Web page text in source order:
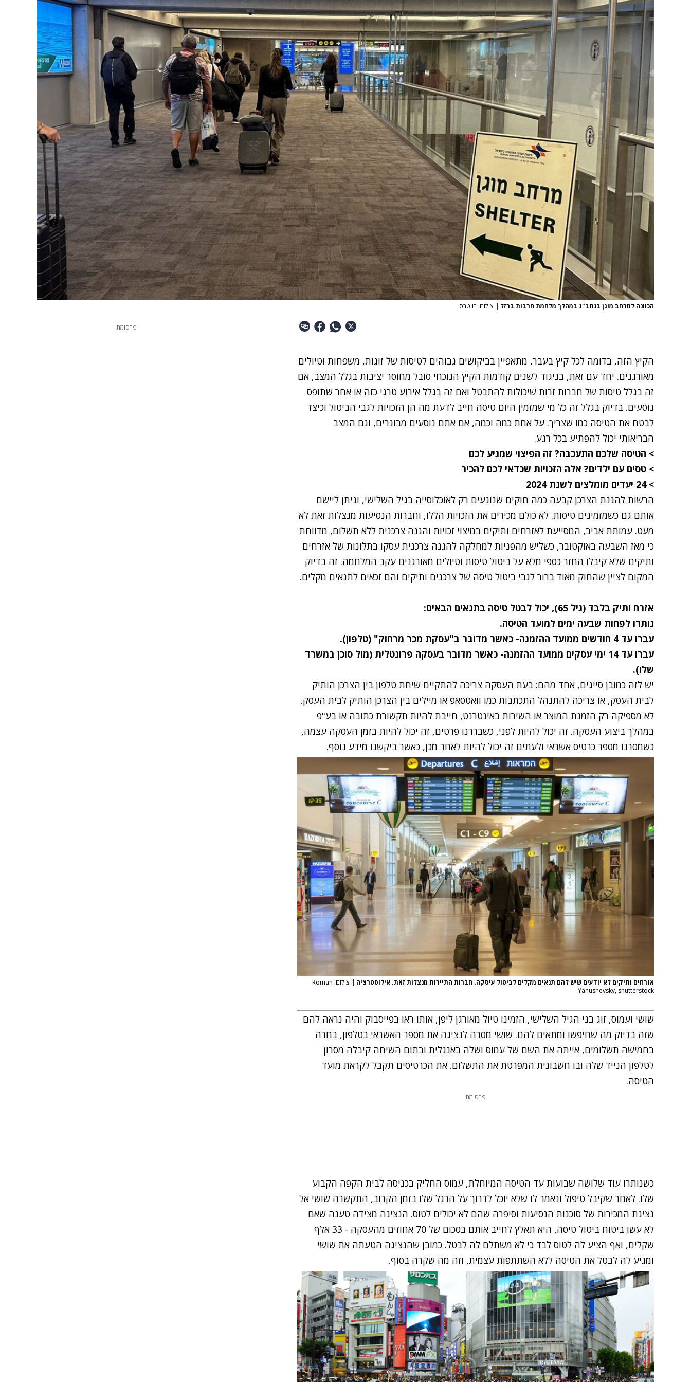
הכוונה למרחב מוגן בנתב"ג במהלך מלחמת חרבות ברזל | צילום: רויטרס
הקיץ הזה, בדומה לכל קיץ בעבר, מתאפיין בביקושים גבוהים לטיסות של זוגות, משפחות וטיולים
מאורגנים. יחד עם זאת, בניגוד לשנים קודמות הקיץ הנוכחי סובל מחוסר יציבות בגלל המצב, אם
זה בגלל טיסות של חברות זרות שיכולות להתבטל ואם זה בגלל אירוע טרגי כזה או אחר שתופס
נוסעים. בדיוק בגלל זה כל מי שמזמין היום טיסה חייב לדעת מה הן הזכויות לגבי הביטול וכיצד
לבטח את הטיסה כמו שצריך. על אחת כמה וכמה, אם אתם נוסעים מבוגרים, וגם המצב
הבריאותי יכול להפתיע בכל רגע.
> הטיסה שלכם התעכבה? זה הפיצוי שמגיע לכם
> טסים עם ילדים? אלה הזכויות שכדאי לכם להכיר
>24 יעדים מומלצים לשנת 2024
הרשות להגנת הצרכן קבעה כמה חוקים שנוגעים רק לאוכלוסייה בגיל השלישי, וניתן ליישם
אותם גם כשמזמינים טיסות. לא כולם מכירים את הזכויות הללו, וחברות הנסיעות מנצלות זאת לא
מעט. עמותת אביב, המסייעת לאזרחים ותיקים במיצוי זכויות והגנה צרכנית ללא תשלום, מדווחת
כי מאז השבעה באוקטובר, כשליש מהפניות למחלקה להגנה צרכנית עסקו בתלונות של אזרחים
ותיקים שלא קיבלו החזר כספי מלא על ביטול טיסות וטיולים מאורגנים עקב המלחמה. זה בדיוק
המקום לציין שהחוק מאוד ברור לגבי ביטול טיסה של צרכנים ותיקים והם זכאים לתנאים מקלים.
אזרח ותיק בלבד (גיל 65), יכול לבטל טיסה בתנאים הבאים:
נותרו לפחות שבעה ימים למועד הטיסה.
עברו עד 4 חודשים ממועד ההזמנה- כאשר מדובר ב"עסקת מכר מרחוק" (טלפון).
עברו עד 14 ימי עסקים ממועד ההזמנה- כאשר מדובר בעסקה פרונטלית (מול סוכן במשרד
שלו).
יש לזה כמובן סייגים, אחד מהם: בעת העסקה צריכה להתקיים שיחת טלפון בין הצרכן הותיק
לבית העסק, או צריכה להתנהל התכתבות כמו וואטסאפ או מיילים בין הצרכן הותיק לבית העסק.
לא מספיקה רק הזמנת המוצר או השירות באינטרנט, חייבת להיות תקשורת כתובה או בע"פ
במהלך ביצוע העסקה. זה יכול להיות לפני, כשבררנו פרטים, זה יכול להיות בזמן העסקה עצמה,
כשמסרנו מספר כרטיס אשראי ולעתים זה יכול להיות לאחר מכן, כאשר ביקשנו מידע נוסף.
אזרחים ותיקים לא יודעים שיש להם תנאים מקלים לביטול עיסקה. חברות התיירות מנצלות זאת. אילוסטרציה |
צילום: Roman
Yanushevsky, shutterstock
שושי ועמוס, זוג בני הגיל השלישי, הזמינו טיול מאורגן ליפן, אותו ראו בפייסבוק והיה נראה להם
שזה בדיוק מה שחיפשו ומתאים להם. שושי מסרה לנציגה את מספר האשראי בטלפון, בחרה
בחמישה תשלומים, אייתה את השם של עמוס ושלה באנגלית ובתום השיחה קיבלה מסרון
לטלפון הנייד שלה ובו חשבונית המפרטת את התשלום. את הכרטיסים תקבל לקראת מועד
הטיסה.
פרסומת
כשנותרו עוד שלושה שבועות עד הטיסה המיוחלת, עמוס החליק בכניסה לבית הקפה הקבוע
שלו. לאחר שקיבל טיפול ונאמר לו שלא יוכל לדרוך על הרגל שלו בזמן הקרוב, התקשרה שושי אל
נציגת המכירות של סוכנות הנסיעות וסיפרה שהם לא יכולים לטוס. הנציגה מצידה טענה שאם
לא עשו ביטוח ביטול טיסה, היא תאלץ לחייב אותם בסכום של 70 אחוזים מהעסקה - 33 אלף
שקלים, ואף הציע לה לטוס לבד כי לא משתלם לה לבטל. כמובן שהנציגה הטעתה את שושי
ומגיע לה לבטל את הטיסה ללא השתתפות עצמית, וזה מה שקרה בסוף.
פרסומת